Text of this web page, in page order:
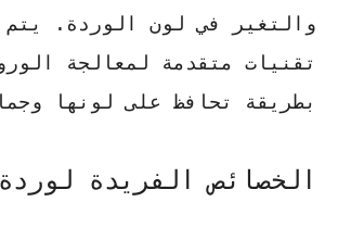
والتغير في لون الوردة. يتم
تقنيات متقدمة لمعالجة
بطريقة تحافظ على لونها
الخصائص الفريدة لوردة